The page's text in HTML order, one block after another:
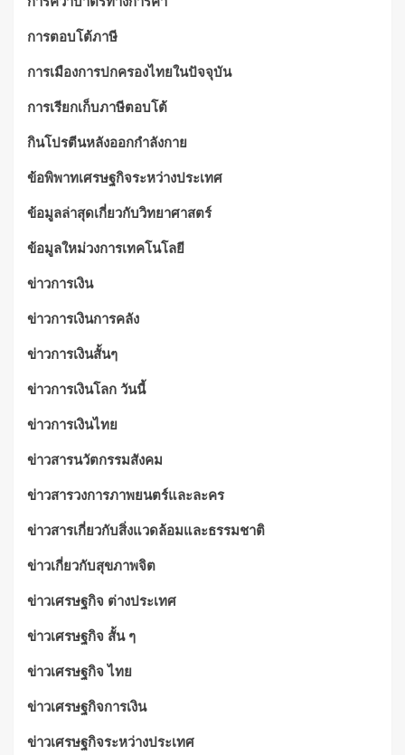
การตอบโต้ภาษี
การเมืองการปกครองไทยในปัจจุบัน
การเรียกเก็บภาษีตอบโต้
กินโปรตีนหลังออกกำลังกาย
ข้อพิพาทเศรษฐกิจระหว่างประเทศ
ข้อมูลล่าสุดเกี่ยวกับวิทยาศาสตร์
ข้อมูลใหม่วงการเทคโนโลยี
ข่าวการเงิน
ข่าวการเงินการคลัง
ข่าวการเงินสั้นๆ
ข่าวการเงินโลก วันนี้
ข่าวการเงินไทย
ข่าวสารนวัตกรรมสังคม
ข่าวสารวงการภาพยนตร์และละคร
ข่าวสารเกี่ยวกับสิ่งแวดล้อมและธรรมชาติ
ข่าวเกี่ยวกับสุขภาพจิต
ข่าวเศรษฐกิจ ต่างประเทศ
ข่าวเศรษฐกิจ สั้น ๆ
ข่าวเศรษฐกิจ ไทย
ข่าวเศรษฐกิจการเงิน
ข่าวเศรษฐกิจระหว่างประเทศ